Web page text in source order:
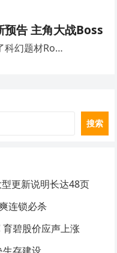
预告 主角大战Boss
科幻题材Ro…
搜索
更新说明长达48页
连锁必杀
育碧股价应声上涨
生存建设